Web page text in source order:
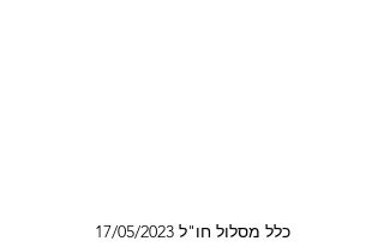
כלל מסלול חו"ל 17/05/2023